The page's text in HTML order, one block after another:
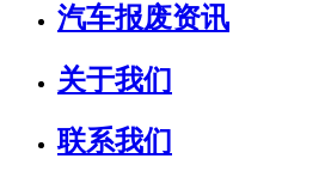
汽车报废资讯
关于我们
联系我们